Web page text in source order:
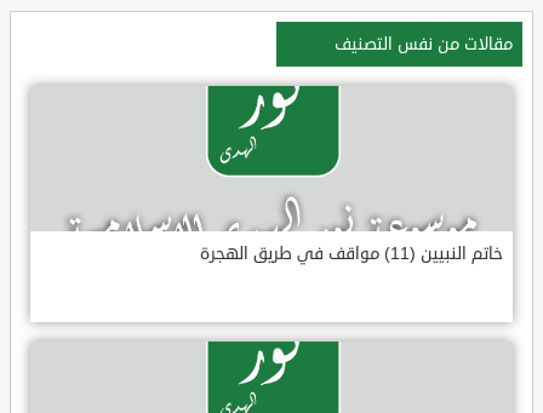
مقالات من نفس التصنيف
خاتم النبيين (11) مواقف في طريق الهجرة